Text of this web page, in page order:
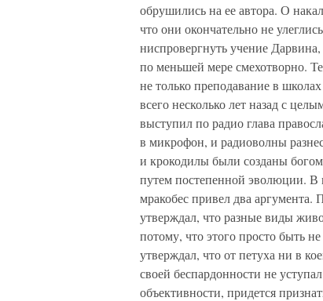
обрушились на ее автора. О
что они окончательно не
ниспровергнуть учение
по меньшей мере смехотворно.
не только преподавание в
всего несколько лет назад с
выступил по радио глава
в микрофон, и радиоволны
и крокодилы были созданы
путем постепенной эволюции. В
мракобес привел два аргумента.
утверждал, что разные виды
потому, что этого просто быть
утверждал, что от петуха ни в
своей беспардонности не
объективности, придется